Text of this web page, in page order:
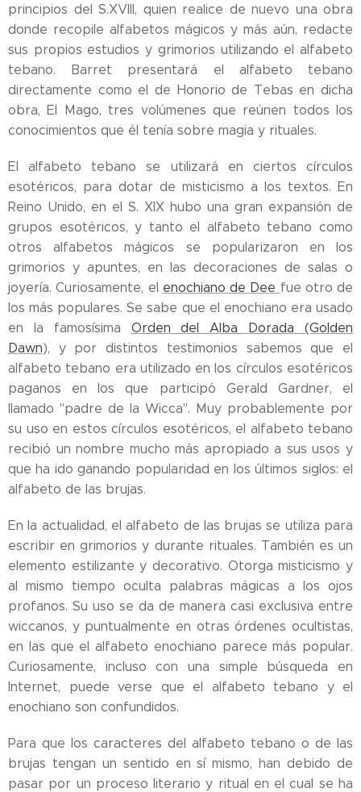
principios del S.XVIII, quien realice de nuevo una obra
donde recopile alfabetos mágicos y más aún, redacte
sus propios estudios y grimorios utilizando el alfabeto
tebano. Barret presentará el alfabeto tebano
directamente como el de Honorio de Tebas en dicha
obra, El Mago, tres volúmenes que reúnen todos los
conocimientos que él tenía sobre magia y rituales.
El alfabeto tebano se utilizará en ciertos círculos
esotéricos, para dotar de misticismo a los textos. En
Reino Unido, en el S. XIX hubo una gran expansión de
grupos esotéricos, y tanto el alfabeto tebano como
otros alfabetos mágicos se popularizaron en los
grimorios y apuntes, en las decoraciones de salas o
joyería. Curiosamente, el enochiano de Dee fue otro de
los más populares. Se sabe que el enochiano era usado
en la famosísima Orden del Alba Dorada (Golden
Dawn), y por distintos testimonios sabemos que el
alfabeto tebano era utilizado en los círculos esotéricos
paganos en los que participó Gerald Gardner, el
llamado "padre de la Wicca". Muy probablemente por
su uso en estos círculos esotéricos, el alfabeto tebano
recibió un nombre mucho más apropiado a sus usos y
que ha ido ganando popularidad en los últimos siglos: el
alfabeto de las brujas.
En la actualidad, el alfabeto de las brujas se utiliza para
escribir en grimorios y durante rituales. También es un
elemento estilizante y decorativo. Otorga misticismo y
al mismo tiempo oculta palabras mágicas a los ojos
profanos. Su uso se da de manera casi exclusiva entre
wiccanos, y puntualmente en otras órdenes ocultistas,
en las que el alfabeto enochiano parece más popular.
Curiosamente, incluso con una simple búsqueda en
Internet, puede verse que el alfabeto tebano y el
enochiano son confundidos.
Para que los caracteres del alfabeto tebano o de las
brujas tengan un sentido en sí mismo, han debido de
pasar por un proceso literario y ritual en el cual se ha